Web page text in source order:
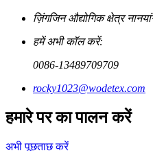
ज़िंगजिन औद्योगिक क्षेत्र
हमें अभी कॉल करें:
0086-13489709709
rocky1023@wodetex.com
हमारे पर का पालन करें
अभी पूछताछ करें